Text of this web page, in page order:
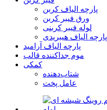
پارچه الیاف کربن
ورق فیبر کربن
لوله فیبر کربنی
پارچه الیاف هیبریدی
پارچه الیاف آرامید
موم جداکننده قالب
کمکی
شتاب‌دهنده
عامل پخت